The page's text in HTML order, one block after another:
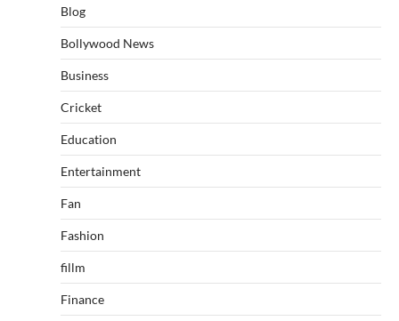
Blog
Bollywood News
Business
Cricket
Education
Entertainment
Fan
Fashion
fillm
Finance